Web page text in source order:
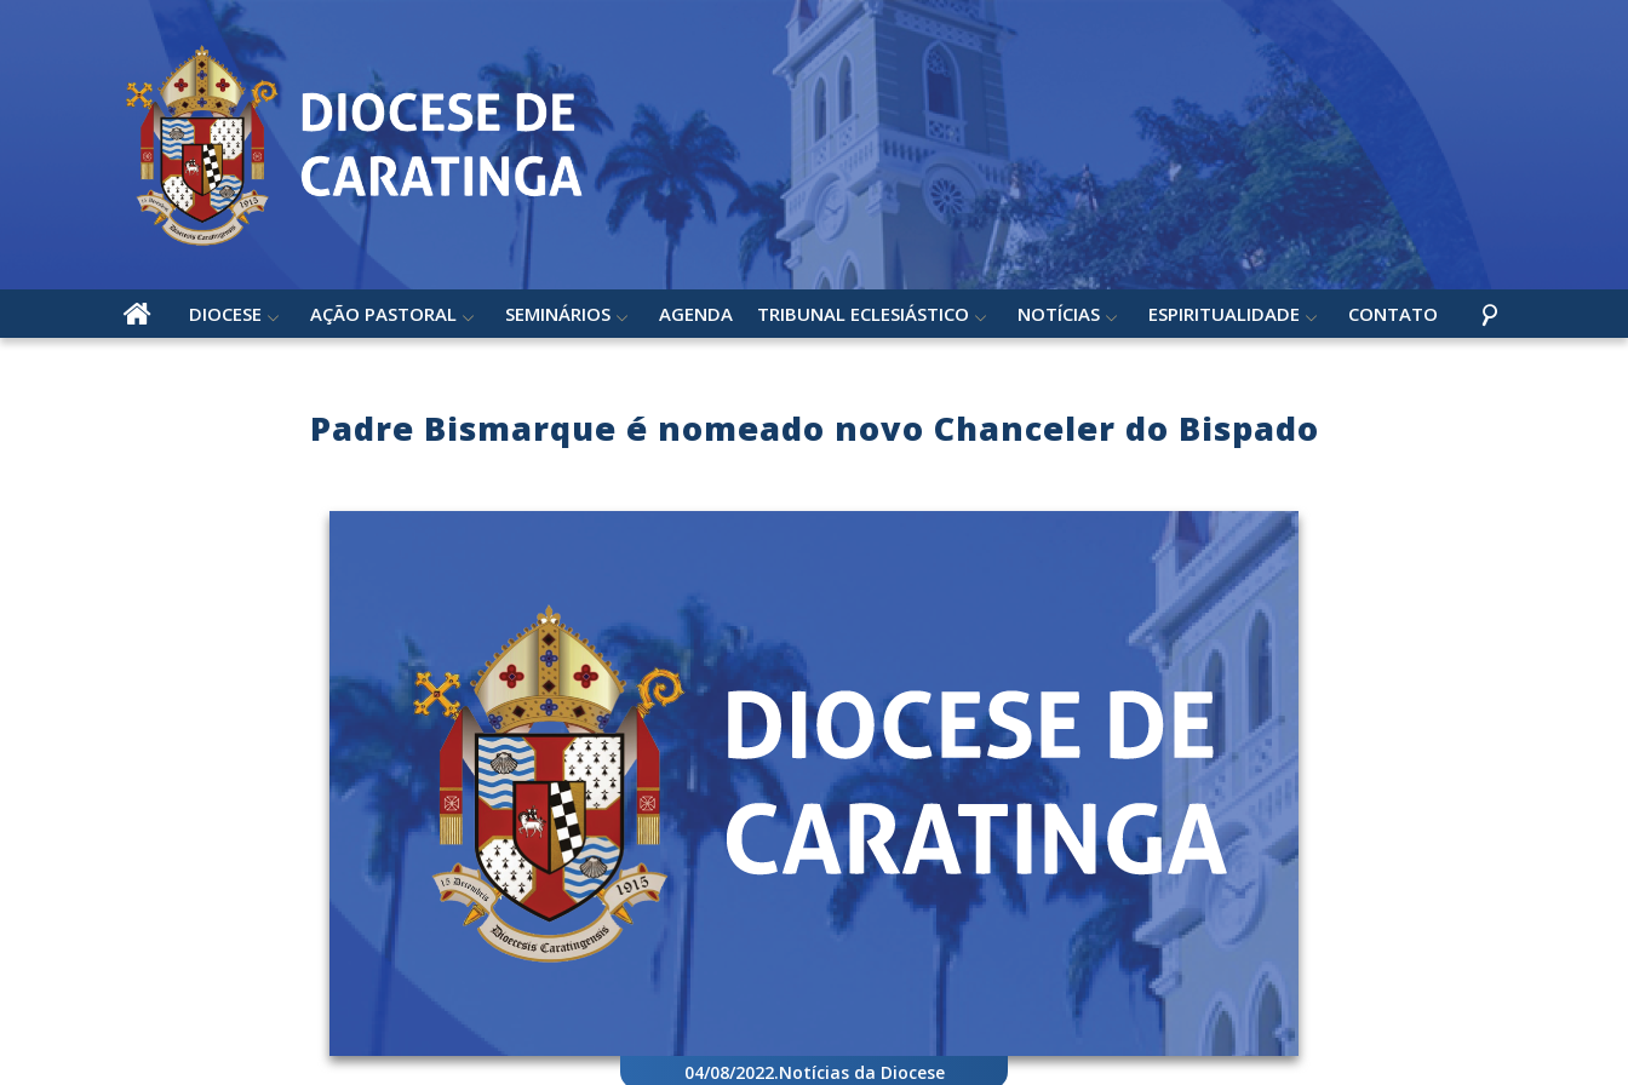
DIOCESE AÇÃO PASTORAL SEMINÁRIOS AGENDA TRIBUNAL ECLESIÁSTICO NOTÍCIAS ESPIRITUALIDADE CONTATO
Padre Bismarque é nomeado novo Chanceler do Bispado
04/08/2022.Notícias da Diocese